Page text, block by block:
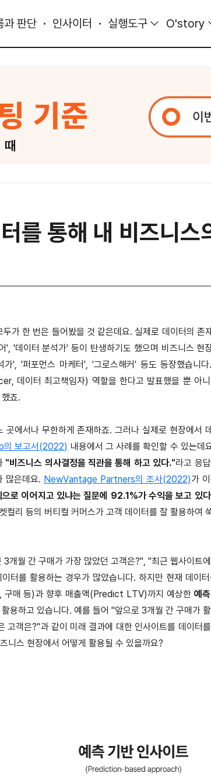
과 판단 인사이터 실행도구 O'story
를 통해 내 비즈니스
가 한 번은 들어봤을 것 같은데요. 실제로 데이터의 존
'데이터 분석가' 등이 탄생하기도 했으며 비즈니스 현
', '퍼포먼스 마케터', '그로스해커' 등도 등장했습니
이터 최고책임자) 역할을 한다고 발표했을 뿐 아니
죠.
에서나 무한하게 존재하죠. 그러나 실제로 현장에서
의 보고서(2022) 내용에서 그 사례를 확인할 수 있는데
"비즈니스 의사결정을 직관을 통해 하고 있다."라고 응
많은데요. NewVantage Partners의 조사(2022)가
로 이어지고 있냐는 질문에 92.1%가 수익을 보고 있다
리 등의 버티컬 커머스가 고객 데이터를 잘 활용하여
개월 간 구매가 가장 많았던 고객은?", "최근 웹사이트
터를 활용하는 경우가 많았습니다. 하지만 현재 데이
구매 등)과 향후 매출액(Predict LTV)까지 예상한 예
용하고 있습니다. 예를 들어 "앞으로 3개월 간 구매가
객은?"과 같이 미래 결과에 대한 인사이트를 데이터
니스 현장에서 어떻게 활용될 수 있을까요?